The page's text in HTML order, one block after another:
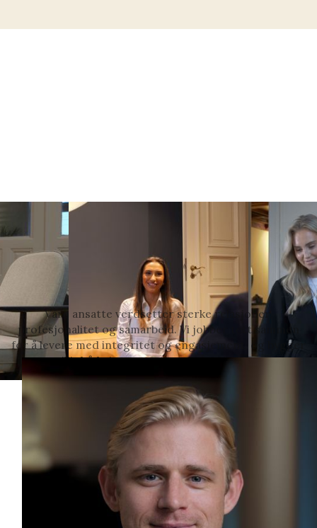
Møt oss – et dedikert og
engasjert team
Våre ansatte verdsetter sterke relasjoner,
profesjonalitet og samarbeid. Vi jobber tett sammen
for å levere med integritet og engasjement, og bygger
tillit både internt og med våre kunder.